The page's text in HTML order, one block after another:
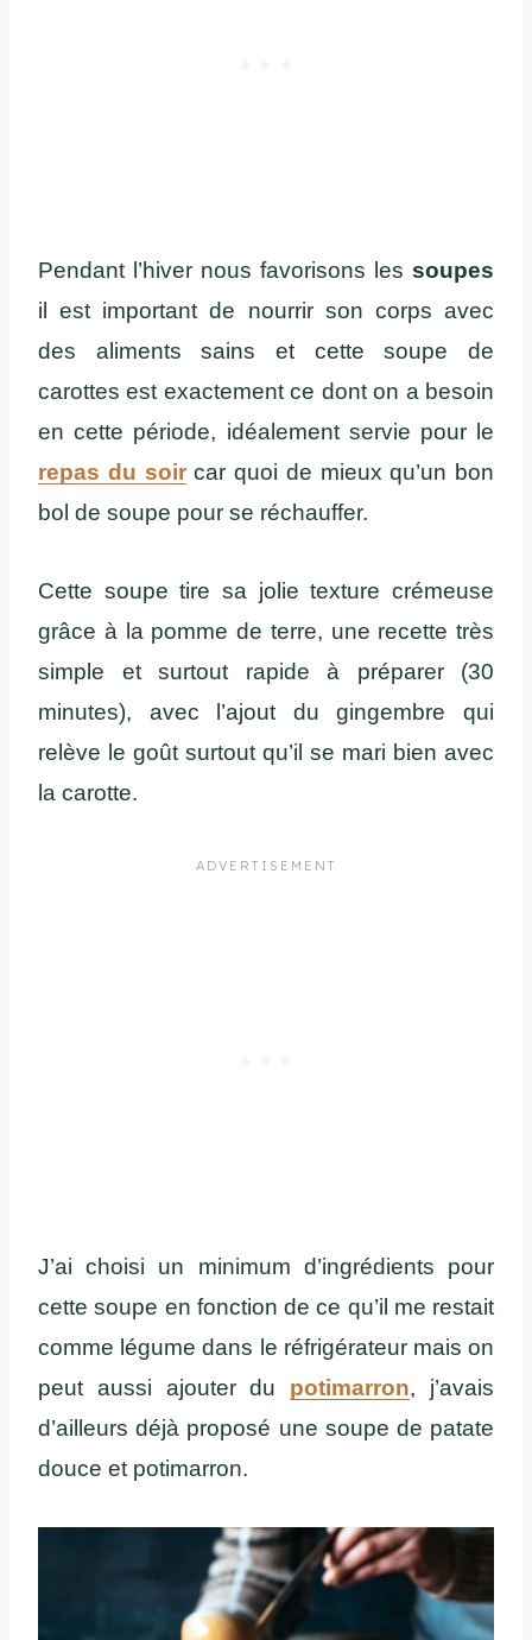
Pendant l’hiver nous favorisons les soupes
il est important de nourrir son corps avec
des aliments sains et cette soupe de
carottes est exactement ce dont on a besoin
en cette période, idéalement servie pour le
repas du soircar quoi de mieux qu’un bon
bol de soupe pour se réchauffer.
Cette soupe tire sa jolie texture crémeuse
grâce à la pomme de terre, une recette très
simple et surtout rapide à préparer (30
minutes), avec l’ajout du gingembre qui
relève le goût surtout qu’il se mari bien avec
la carotte.
J’ai choisi un minimum d’ingrédients pour
cette soupe en fonction de ce qu’il me restait
comme légume dans le réfrigérateur mais on
peut aussi ajouter du potimarron, j’avais
d’ailleurs déjà proposé une soupe de patate
douce et potimarron.